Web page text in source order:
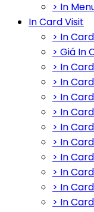
> In
In Card Visit
> In
> Giá In
> In
> In
> In
> In
> In
> In
> In
> In
> In
> In